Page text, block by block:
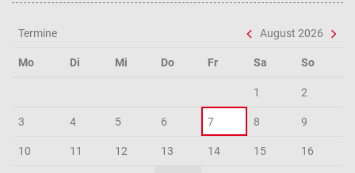
Termine August 2026
Mo Di Mi Do Fr Sa So
1 2
3 4 5 6 7 8 9
10 11 12 13 14 15 16